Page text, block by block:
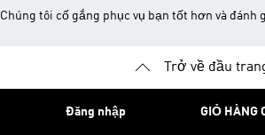
Chúng tôi cố gắng phục vụ bạn tốt hơn và đánh
Trở về đầu
Đăng nhập GIỎ HÀNG